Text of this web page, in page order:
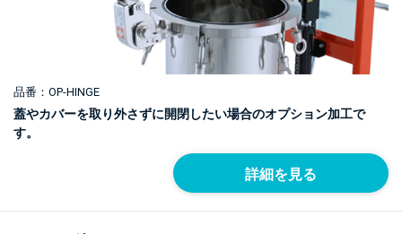
品番：OP-HINGE
蓋やカバーを取り外さずに開閉したい場合のオプション加工で
す。
詳細を見る